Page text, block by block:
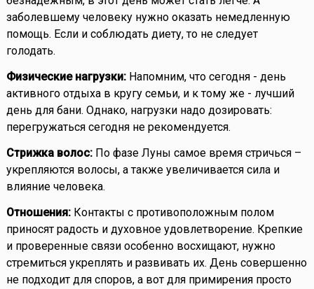
заболевшему человеку нужно оказать немедленную
помощь. Если и соблюдать диету, то не следует
голодать.
Физические нагрузки: Напомним, что сегодня - день
активного отдыха в кругу семьи, и к тому же - лучший
день для бани. Однако, нагрузки надо дозировать:
перегружаться сегодня не рекомендуется.
Стрижка волос: По фазе Луны самое время стричься –
укрепляются волосы, а также увеличивается сила и
влияние человека.
Отношения: Контакты с противоположным полом
приносят радость и духовное удовлетворение. Крепкие
и проверенные связи особенно восхищают, нужно
стремиться укреплять и развивать их. День совершенно
не подходит для споров, а вот для примирения просто